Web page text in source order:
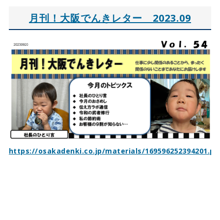
月刊！大阪でんきレター 2023.09
https://osakadenki.co.jp/materials/